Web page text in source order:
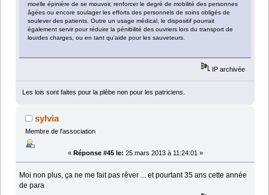
moelle épinière de se mouvoir, renforcer le degré de mobilité des personnes
âgées ou encore soulager les efforts des personnels de soins obligés de
soulever des patients. Outre un usage médical, le dispositif pourrait
également servir pour réduire la pénibilité des ouvriers lors du transport de
lourdes charges, ou en tant qu'aide pour les sauveteurs.
IP archivée
Les lois sont faites pour la plèbe non pour les patriciens.
sylvia
Membre de l'association
« Réponse #45 le: 25 mars 2013 à 11:24:01 »
Moi non plus, ça ne me fait pas rêver ... et pourtant 35 ans cette année
de para